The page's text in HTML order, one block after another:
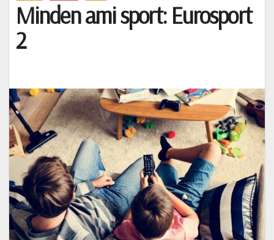
Minden ami sport: Eurosport
2